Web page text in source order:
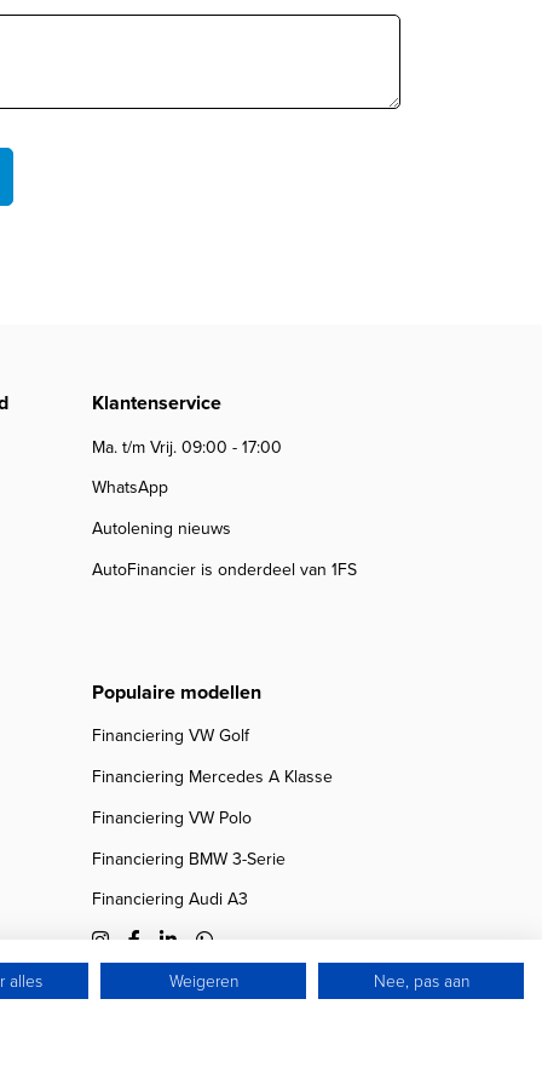
Klantenservice
Ma. t/m Vrij. 09:00 - 17:00
WhatsApp
Autolening nieuws
AutoFinancier is onderdeel van 1FS
Populaire modellen
Financiering VW Golf
Financiering Mercedes A Klasse
Financiering VW Polo
Financiering BMW 3-Serie
Financiering Audi A3
alles Weigeren Nee, pas aan